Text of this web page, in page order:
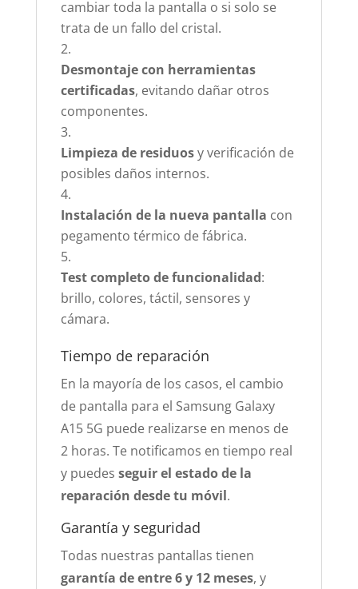
cambiar toda la pantalla o si solo se
trata de un fallo del cristal.
Desmontaje con herramientas
certificadas, evitando dañar otros
componentes.
Limpieza de residuosy verificación de
posibles daños internos.
Instalación de la nueva pantalla con
pegamento térmico de fábrica.
Test completo de funcionalidad:
brillo, colores, táctil, sensores y
cámara.
Tiempo de reparación
En la mayoría de los casos, el cambio
de pantalla para el Samsung Galaxy
A15 5G puede realizarse en menos de
2 horas. Te notificamos en tiempo real
y puedes seguir el estado de la
reparación desde tu móvil.
Garantía y seguridad
Todas nuestras pantallas tienen
garantía de entre 6 y 12 meses, y